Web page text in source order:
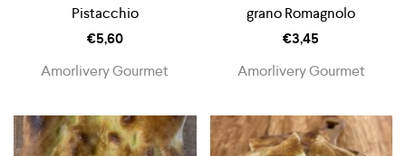
Pistacchio
€5,60
Amorlivery Gourmet
grano Romagnolo
€3,45
Amorlivery Gourmet